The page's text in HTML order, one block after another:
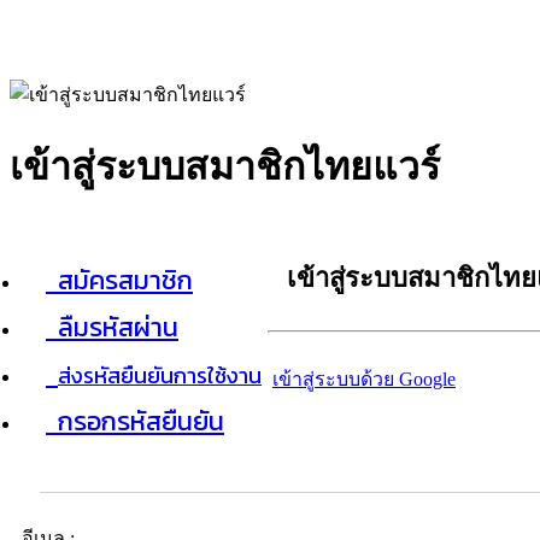
เข้าสู่ระบบสมาชิกไทยแวร์
สมัครสมาชิก
ลืมรหัสผ่าน
ส่งรหัสยืนยันการใช้งาน
กรอกรหัสยืนยัน
เข้าสู่ระบบสมาชิกไท
เข้าสู่ระบบด้วย Google